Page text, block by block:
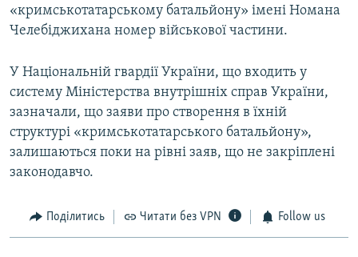
«кримськотатарському батальйону» імені Номана
Челебіджихана номер військової частини.
У Національній гвардії України, що входить у
систему Міністерства внутрішніх справ України,
зазначали, що заяви про створення в їхній
структурі «кримськотатарського батальйону»,
залишаються поки на рівні заяв, що не закріплені
законодавчо.
Поділитись Читати без VPN Follow us